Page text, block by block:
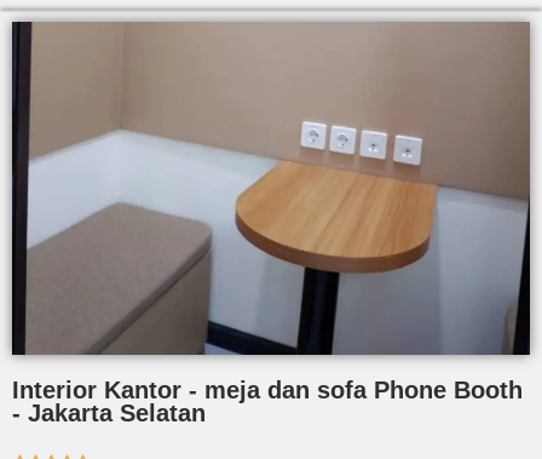
Interior Kantor - meja dan sofa Phone Booth
- Jakarta Selatan